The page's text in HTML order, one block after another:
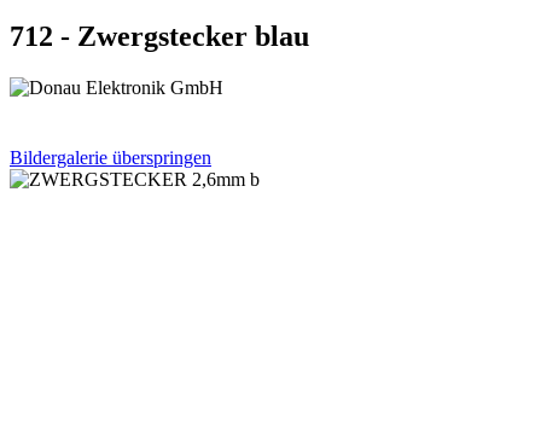
712 - Zwergstecker blau
Bildergalerie überspringen